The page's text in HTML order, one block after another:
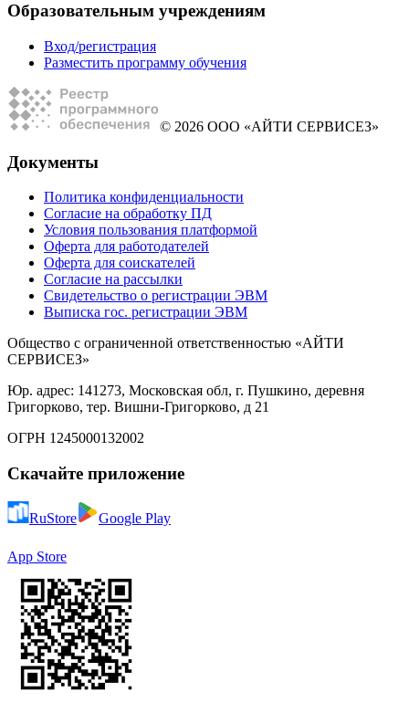
Образовательным учреждениям
Вход/регистрация
Разместить программу обучения
© 2026 ООО «АЙТИ СЕРВИСЕЗ»
Документы
Политика конфиденциальности
Согласие на обработку ПД
Условия пользования платформой
Оферта для работодателей
Оферта для соискателей
Согласие на рассылки
Свидетельство о регистрации ЭВМ
Выписка гос. регистрации ЭВМ
Общество с ограниченной ответственностью «АЙТИ
СЕРВИСЕЗ»
Юр. адрес: 141273, Московская обл, г. Пушкино, деревня
Григорково, тер. Вишни-Григорково, д 21
ОГРН 1245000132002
Скачайте приложение
RuStore Google Play
App Store